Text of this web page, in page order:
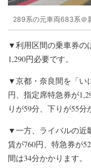
289系の元車両683系＠
▼利用区間の乗車券の
1,290円必要です。
▼京都・奈良間を「い
円、指定席特急券が
りが59分、下りが55分
▼一方、ライバルの近
賃が760円、特急券が
間は34分かかります。